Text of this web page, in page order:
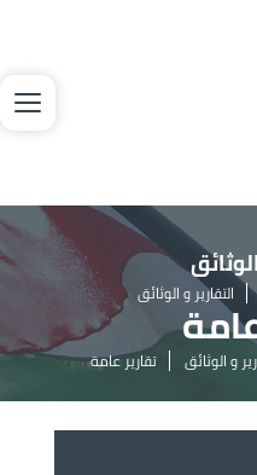
التقارير و الوثائق
و الوثائق تقارير عامة